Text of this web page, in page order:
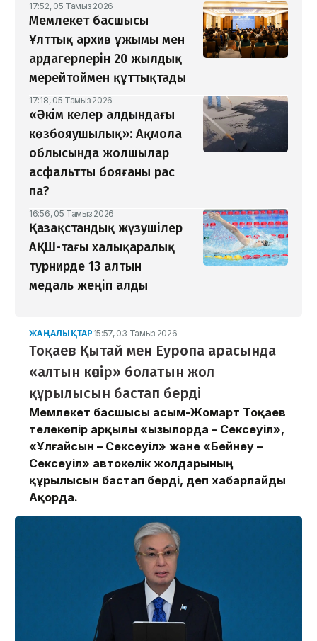
17:52, 05 Тамыз 2026
Мемлекет басшысы
Ұлттық архив ұжымы мен
ардагерлерін 20 жылдық
мерейтоймен құттықтады
17:18, 05 Тамыз 2026
«Әкім келер алдындағы
көзбояушылық»: Ақмола
облысында жолшылар
асфальтты бояғаны рас
па?
16:56, 05 Тамыз 2026
Қазақстандық жүзушілер
АҚШ-тағы халықаралық
турнирде 13 алтын
медаль жеңіп алды
ЖАҢАЛЫҚТАР 15:57, 03 Тамыз 2026
Тоқаев Қытай мен Еуропа арасында
«алтын көпір» болатын жол
құрылысын бастап берді
Мемлекет басшысы Қасым-Жомарт Тоқаев
телекөпір арқылы «Қызылорда – Сексеуіл»,
«Ұлғайсын – Сексеуіл» және «Бейнеу –
Сексеуіл» автокөлік жолдарының
құрылысын бастап берді, деп хабарлайды
Ақорда.